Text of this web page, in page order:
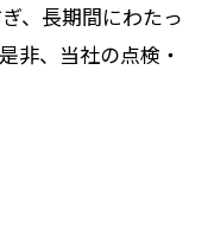
、長期間にわたっ
非、当社の点検・